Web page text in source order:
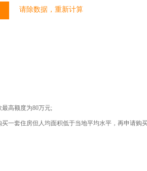
请除数据，重新计算
最高额度为80万元;
买一套住房但人均面积低于当地平均水平，再申请购